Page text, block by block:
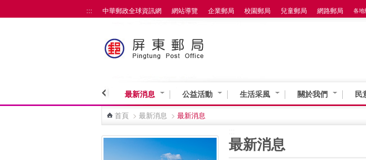
::: 中華郵政全球資訊網 網站導覽 企業郵局 校園郵局 兒童郵局 網路郵局 各地
最新消息 公益活動 生活采風 關於我們 民
首頁 > 最新消息 > 最新消息
最新消息